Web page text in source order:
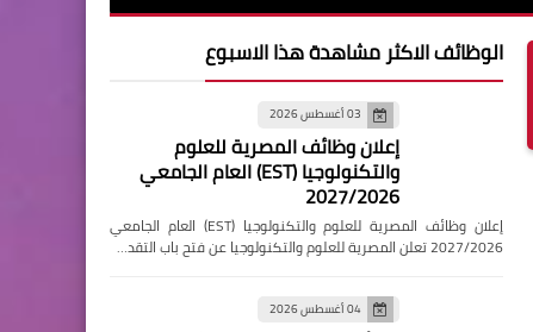
الوظائف الاكثر مشاهدة هذا الاسبوع
03 أغسطس 2026
إعلان وظائف المصرية للعلوم
والتكنولوجيا (EST) العام الجامعي
2027/2026
إعلان وظائف المصرية للعلوم والتكنولوجيا (EST) العام الجامعي
2027/2026 تعلن المصرية للعلوم والتكنولوجيا عن فتح باب التقد…
04 أغسطس 2026